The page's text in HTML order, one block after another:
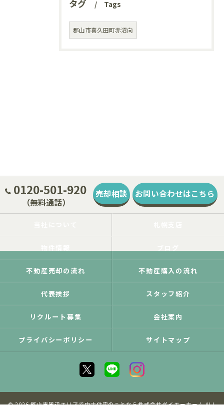
タグ Tags
郡山市喜久田町赤沼向
0120-501-920
（無料通話）
売却相談 お問い合わせはこちら
不動産売却の流れ 不動産購入の流れ
代表挨拶 スタッフ紹介
リクルート募集 会社案内
プライバシーポリシー サイトマップ
© 2026 郡山市周辺エリアで中古住宅のことなら株式会社ダイエーホーム ALL